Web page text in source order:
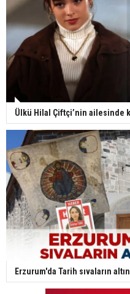
Ülkü Hilal Çiftçi’nin ailesinde
Erzurum'da Tarih sıvaların